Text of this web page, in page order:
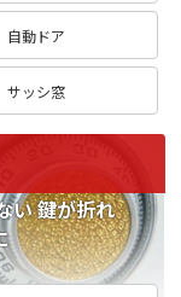
自動ドア
サッシ窓
い 鍵が折れ